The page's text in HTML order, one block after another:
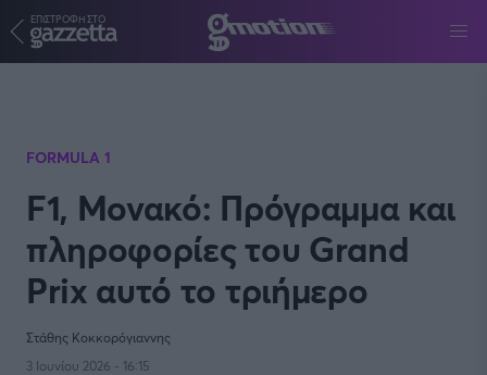
ΕΠΙΣΤΡΟΦΗ ΣΤΟ
FORMULA 1
F1, Μονακό: Πρόγραμμα και
πληροφορίες του Grand
Prix αυτό το τριήμερο
Στάθης Κοκκορόγιαννης
3 Ιουνίου 2026 - 16:15